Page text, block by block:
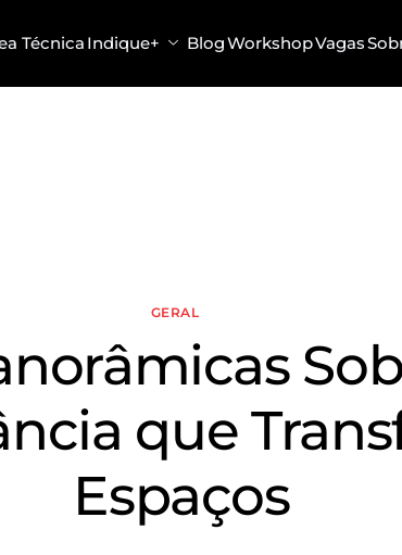
Técnica Indique+ BlogWorkshopVagas
GERAL
que
Espaços